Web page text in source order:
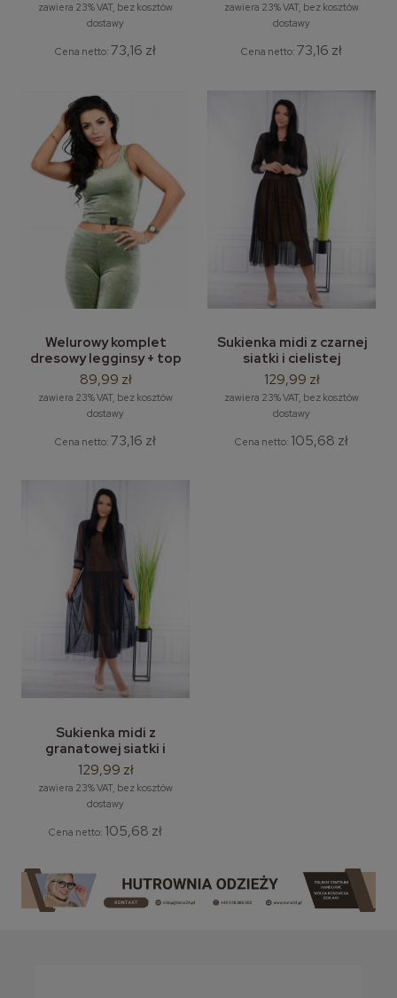
zawiera 23% VAT, bez kosztów
dostawy
Cena netto: 73,16 zł
zawiera 23% VAT, bez kosztów
dostawy
Cena netto: 73,16 zł
Welurowy komplet
dresowy legginsy + top
LEMA VS1
89,99 zł
zawiera 23% VAT, bez kosztów
dostawy
Cena netto: 73,16 zł
Sukienka midi z czarnej
siatki i cielistej
podszewki Kamila LEMA
L-2XL
129,99 zł
zawiera 23% VAT, bez kosztów
dostawy
Cena netto: 105,68 zł
Sukienka midi z
granatowej siatki i
cielistej podszewki
Kamila LEMA L-2XL
129,99 zł
zawiera 23% VAT, bez kosztów
dostawy
Cena netto: 105,68 zł